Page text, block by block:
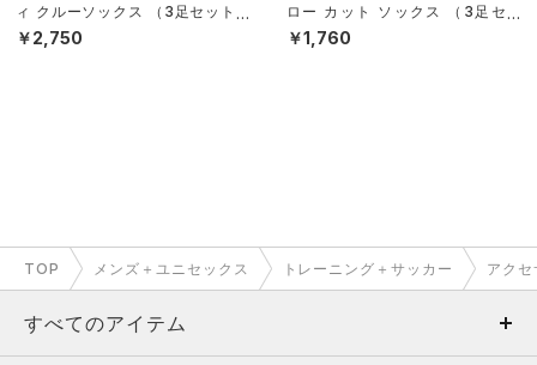
ィ クルーソックス （3足セット）
（トレーニング/UNISEX）
￥2,750
ロー カット ソックス （3足セッ
ト）（トレーニング/UNISEX）
￥1,760
TOP メンズ＋ユニセックス トレーニング＋サッカー アク
すべてのアイテム